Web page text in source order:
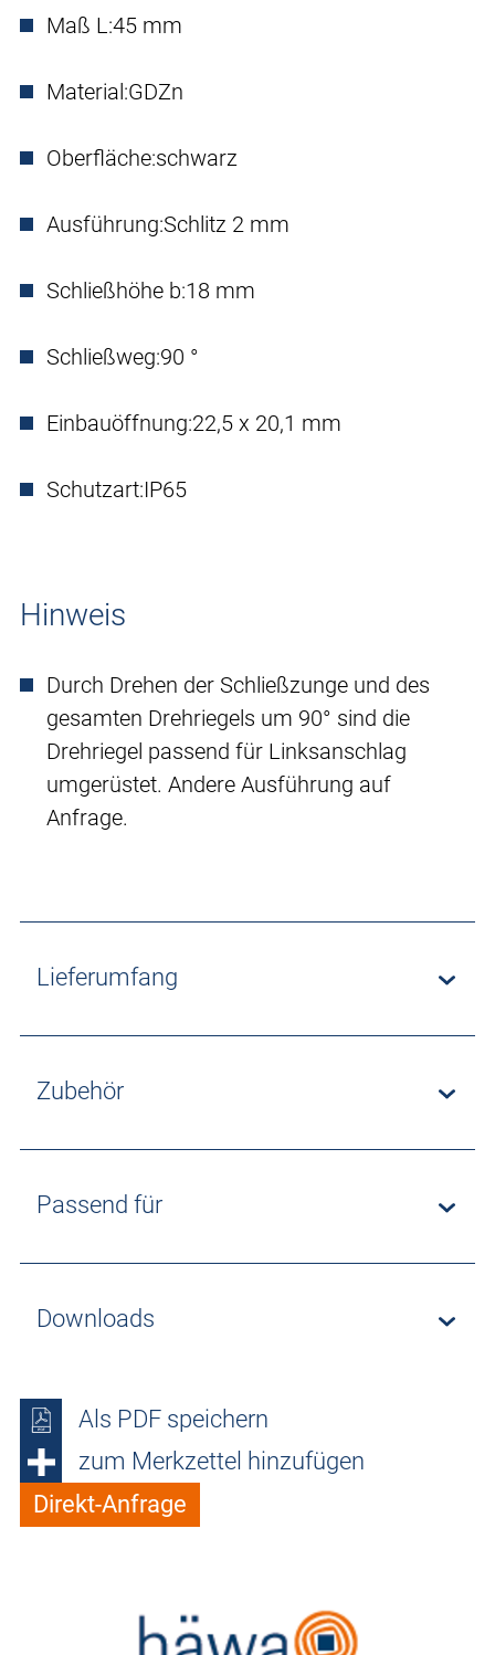
Maß L:45 mm
Material:GDZn
Oberfläche:schwarz
Ausführung:Schlitz 2 mm
Schließhöhe b:18 mm
Schließweg:90 °
Einbauöffnung:22,5 x 20,1 mm
Schutzart:IP65
Hinweis
Durch Drehen der Schließzunge und des
gesamten Drehriegels um 90° sind die
Drehriegel passend für Linksanschlag
umgerüstet. Andere Ausführung auf
Anfrage.
Lieferumfang
Zubehör
Passend für
Downloads
Als PDF speichern
zum Merkzettel hinzufügen
Direkt-Anfrage